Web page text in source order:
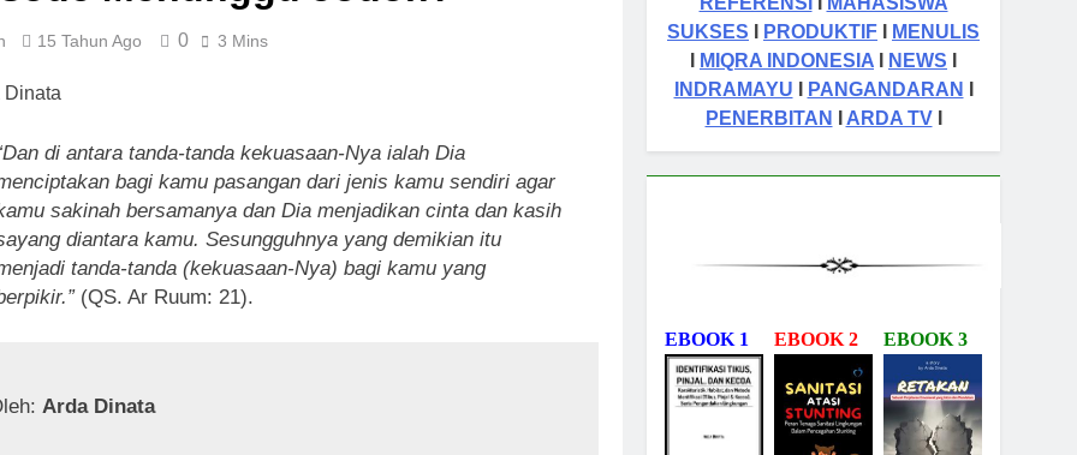
Geriatri: Tantangan dan Harapan untuk Lansia
15 Tahun Ago 0 3 Mins
di antara tanda-tanda kekuasaan-Nya ialah Dia
bagi kamu pasangan dari jenis kamu sendiri agar
sakinah bersamanya dan Dia menjadikan cinta dan kasih
diantara kamu. Sesungguhnya yang demikian itu
tanda-tanda (kekuasaan-Nya) bagi kamu yang
(QS. Ar Ruum: 21).
Arda Dinata
SUKSES
PRODUKTIF
MENULIS
MIQRA INDONESIA NEWS
INDRAMAYU
PANGANDARAN
PENERBITAN
ARDA TVI
EBOOK 1 EBOOK 2 EBOOK 3